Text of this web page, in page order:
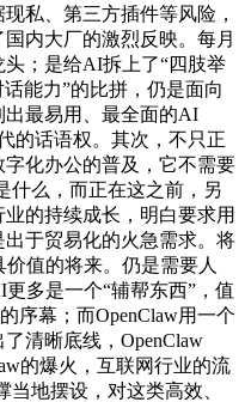
私、第三方插件等风险，
内大厂的激烈反映。每月
；是给AI拆上了“四肢举
能力”的比拼，仍是面向
最易用、最全面的AI
的话语权。其次，不只正
化办公的普及，它不需要
什么，而正在这之前，另
的持续成长，明白要求用
于贸易化的火急需求。将
值的将来。仍是需要人
多是一个“辅帮东西”，值
序幕；而OpenClaw用一个
清晰底线，OpenClaw
的爆火，互联网行业的流
当地摆设，对这类高效、